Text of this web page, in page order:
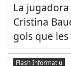
La jugadora
Cristina
gols que
Flash Informatiu